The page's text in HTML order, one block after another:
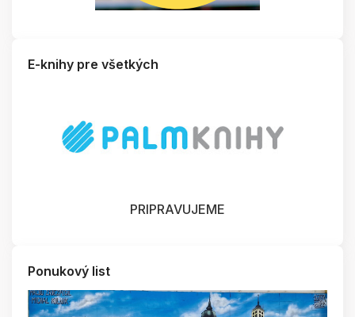
E-knihy pre všetkých
PRIPRAVUJEME
Ponukový list